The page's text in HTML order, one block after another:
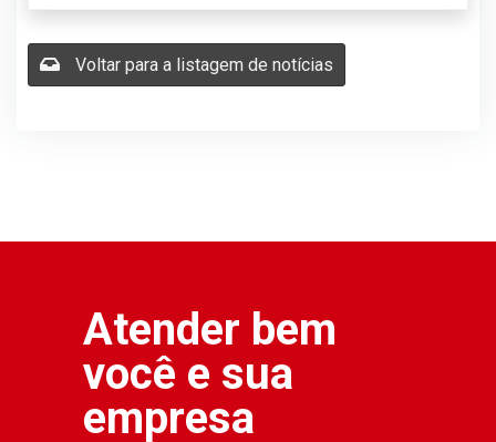
Voltar para a listagem de notícias
Atender bem
você e sua
empresa